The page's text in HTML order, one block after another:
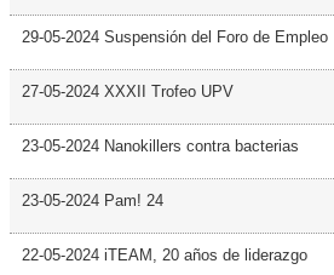
29-05-2024 Suspensión del Foro de Empleo
27-05-2024 XXXII Trofeo UPV
23-05-2024 Nanokillers contra bacterias
23-05-2024 Pam! 24
22-05-2024 iTEAM, 20 años de liderazgo